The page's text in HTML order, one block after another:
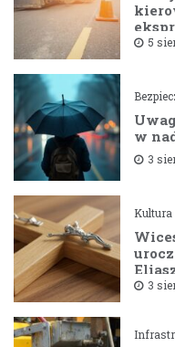
5
w
3
Kultura
3